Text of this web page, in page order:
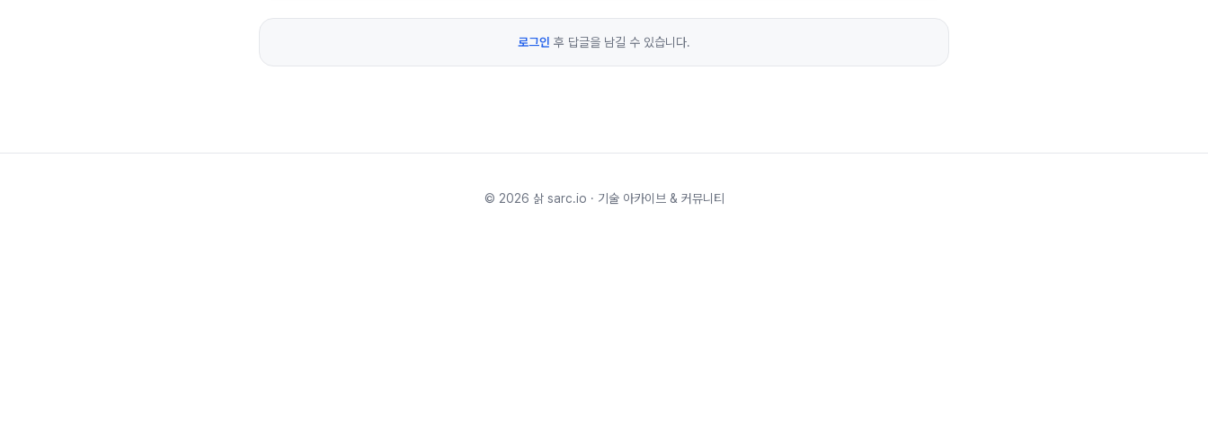
로그인 후 답글을 남길 수 있습니다.
© 2026 삵 sarc.io · 기술 아카이브 & 커뮤니티